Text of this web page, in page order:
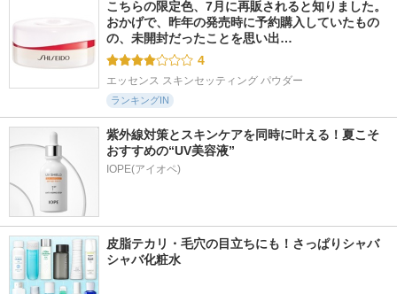
こちらの限定色、7月に再販されると知りました。
おかげで、昨年の発売時に予約購入していたもの
の、未開封だったことを思い出…
4
エッセンス スキンセッティング パウダー
ランキングIN
紫外線対策とスキンケアを同時に叶える！夏こそ
おすすめの“UV美容液”
IOPE(アイオペ)
皮脂テカリ・毛穴の目立ちにも！さっぱりシャバ
シャバ化粧水